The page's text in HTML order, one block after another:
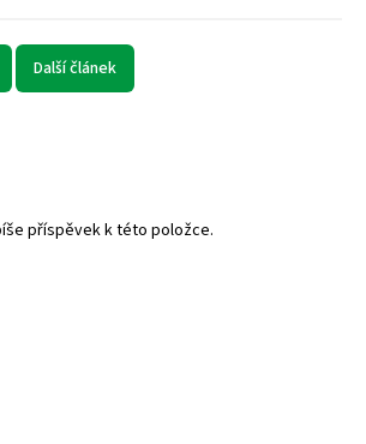
Další článek
příspěvek k této položce.